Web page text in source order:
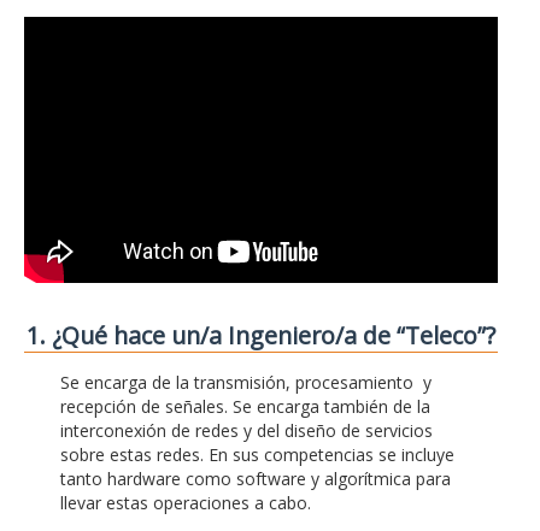
1. ¿Qué hace un/a Ingeniero/a de “Teleco”?
Se encarga de la transmisión, procesamiento y
recepción de señales. Se encarga también de la
interconexión de redes y del diseño de servicios
sobre estas redes. En sus competencias se incluye
tanto hardware como software y algorítmica para
llevar estas operaciones a cabo.